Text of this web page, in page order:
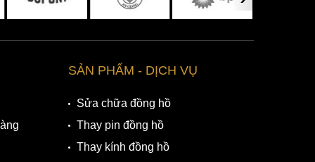
SẢN PHẨM - DỊCH VỤ
Sửa chữa đồng hồ
Thay pin đồng hồ
Thay kính đồng hồ